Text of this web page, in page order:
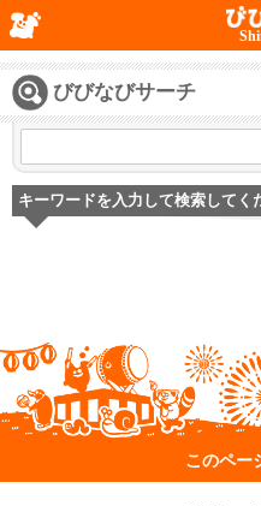
びびなびサーチ
キーワードを入力して検索してく
このペー